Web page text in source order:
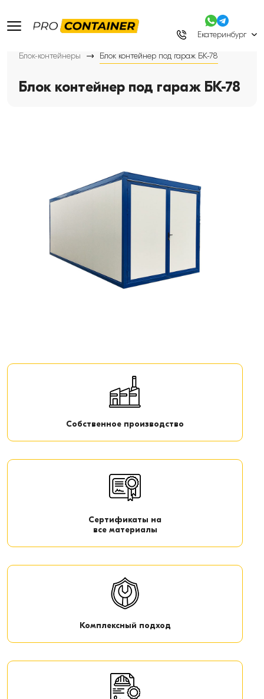
Екатеринбург
Блок-контейнеры Блок контейнер под гараж БК-78
Блок контейнер под гараж БК-78
Собственное производство
Сертификаты на
все материалы
Комплексный подход